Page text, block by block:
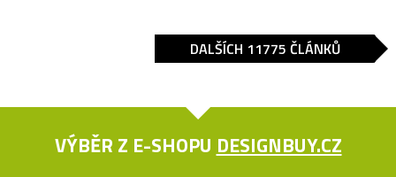
DALŠÍCH 11775 ČLÁNKŮ
VÝBĚR Z E-SHOPU DESIGNBUY.CZ